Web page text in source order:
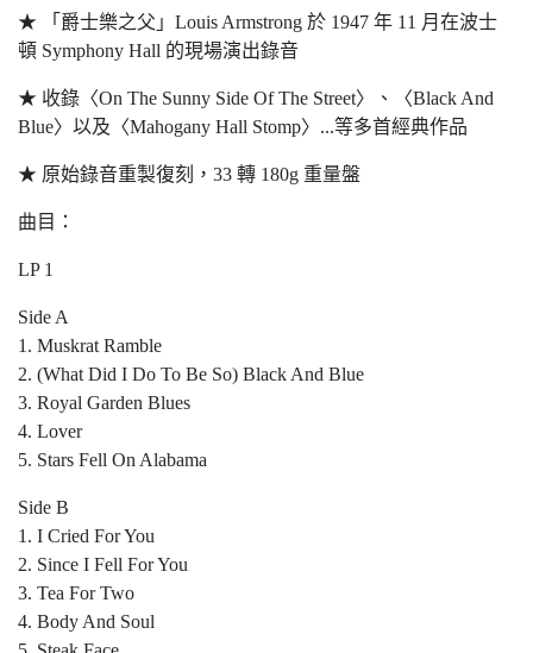
★ 「爵士樂之父」Louis Armstrong 於 1947 年 11 月在波士
頓 Symphony Hall 的現場演出錄音
★ 收錄〈On The Sunny Side Of The Street〉、〈Black And
Blue〉以及〈Mahogany Hall Stomp〉...等多首經典作品
★ 原始錄音重製復刻，33 轉 180g 重量盤
曲目：
LP 1
Side A
1. Muskrat Ramble
2. (What Did I Do To Be So) Black And Blue
3. Royal Garden Blues
4. Lover
5. Stars Fell On Alabama
Side B
1. I Cried For You
2. Since I Fell For You
3. Tea For Two
4. Body And Soul